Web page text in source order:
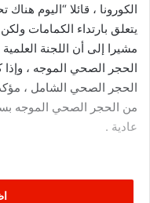
الكورونا ، قائلا “اليوم
يتعلق بارتداء الكمامات
مشيرا إلى أن اللجنة
الحجر الصحي الموجه ، وإذا
الحجر الصحي الشامل ، مؤكدا
من الحجر الصحي الموجه
عادية .